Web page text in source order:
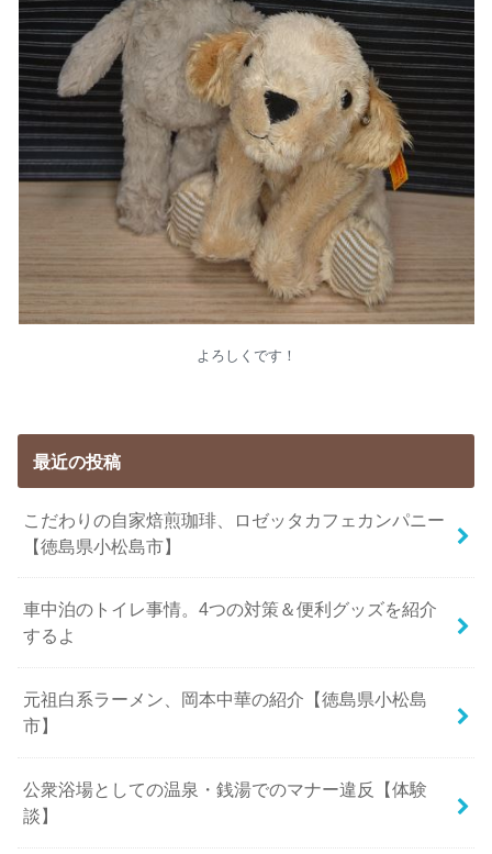
よろしくです！
最近の投稿
こだわりの自家焙煎珈琲、ロゼッタカフェカンパニー
【徳島県小松島市】
車中泊のトイレ事情。4つの対策＆便利グッズを紹介
するよ
元祖白系ラーメン、岡本中華の紹介【徳島県小松島
市】
公衆浴場としての温泉・銭湯でのマナー違反【体験
談】